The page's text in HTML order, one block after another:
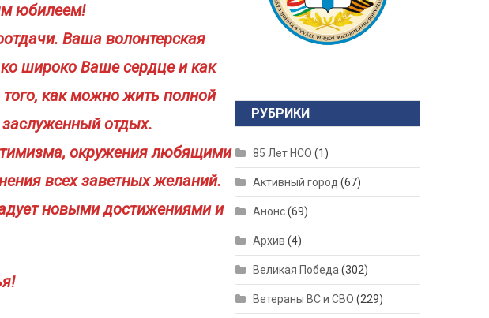
юбилеем!
Ваша волонтерская
широко Ваше сердце и как
как можно жить полной
отдых.
окружения любящими
всех заветных желаний.
новыми достижениями и
РУБРИКИ
85 Лет НСО (1)
Активный город (67)
Анонс(69)
Архив (4)
Великая Победа (302)
Ветераны ВС и СВО (229)